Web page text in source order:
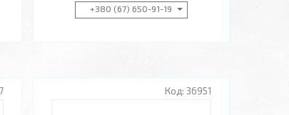
+380 (67) 650-91-19
36951